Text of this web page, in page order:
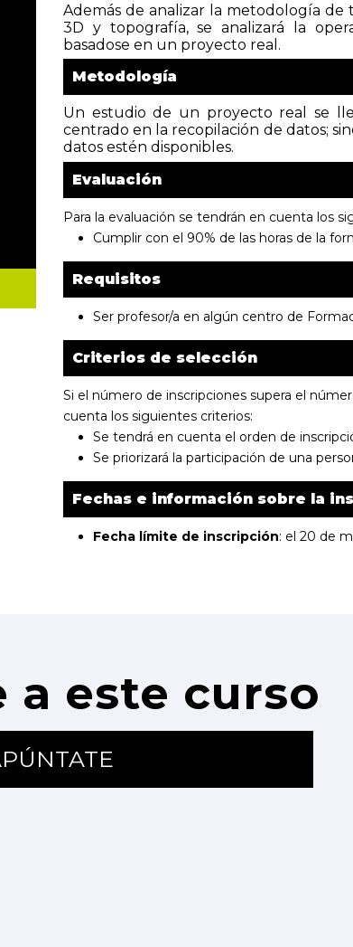
Además de analizar la metodología de
3D y topografía, se analizará la
basadose en un proyecto real.
Metodología
Un estudio de un proyecto real se
centrado en la recopilación de datos;
datos estén disponibles.
Evaluación
Para la evaluación se tendrán en cuenta los
Cumplir con el 90% de las horas de la
Requisitos
Ser profesor/a en algún centro de
Criterios de selección
Si el número de inscripciones supera el
cuenta los siguientes criterios:
Se tendrá en cuenta el orden de
Se priorizará la participación de una
Fechas e información sobre la
Fecha límite de inscripción: el 20 de
este curso